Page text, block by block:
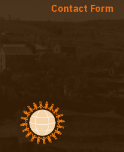
Contact Form